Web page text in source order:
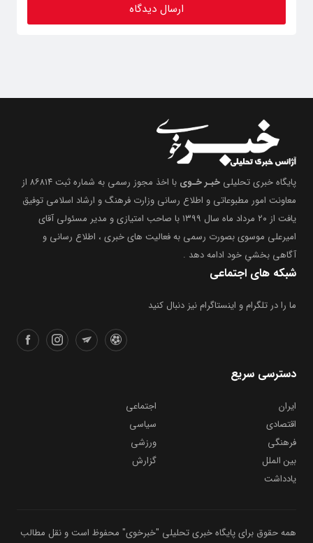
پایگاه خبری تحلیلی خبـر خـوی
با اخذ مجوز رسمی به شماره ثبت ۸۶۸۱۴ از
معاونت امور مطبوعاتی و اطلاع رسانی وزارت فرهنگ و ارشاد اسلامی توفیق
یافت از ۲۰ مرداد ماه سال ۱۳۹۹ با صاحب امتیازی و مدیر مسئولی آقای
امیرعلی موسوی بصورت رسمی به فعالیت های خبری ، اطلاع رسانی و
آگاهی بخشیِ خود ادامه دهد .
شبکه های اجتماعی
ما را در تلگرام و اینستاگرام نیز دنبال کنید
دسترسی سریع
ایران
اجتماعی
اقتصادی
سیاسی
فرهنگی
ورزشی
بین الملل
گزارش
یادداشت
همه حقوق برای پایگاه خبری تحلیلی "خبرخوی" محفوظ است و نقل مطالب